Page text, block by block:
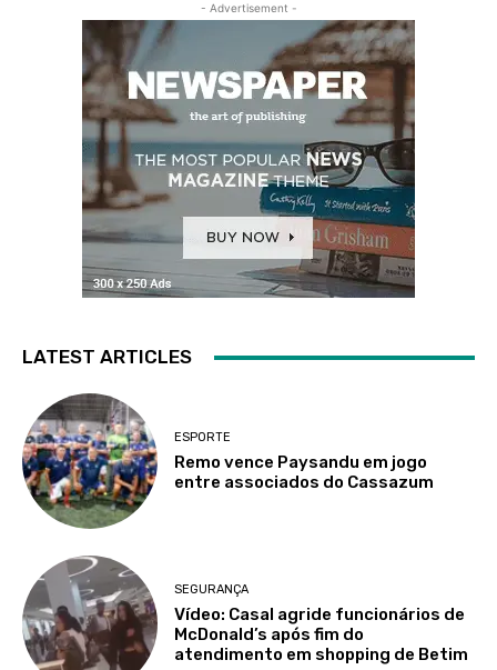
- Advertisement -
LATEST ARTICLES
ESPORTE
Remo vence Paysandu em jogo
entre associados do Cassazum
SEGURANÇA
Vídeo: Casal agride funcionários de
McDonald’s após fim do
atendimento em shopping de Betim